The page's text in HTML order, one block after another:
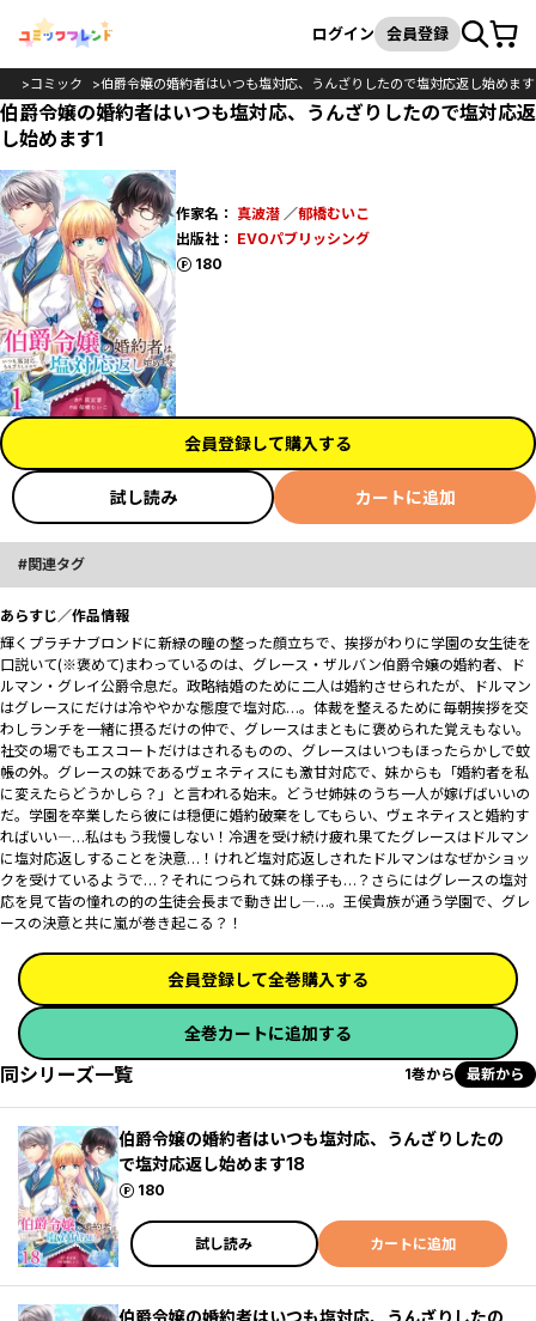
検索
ログイン 会員登録カート
コミック 伯爵令嬢の婚約者はいつも塩対応、うんざりしたので塩対応返し始めます
伯爵令嬢の婚約者はいつも塩対応、うんざりしたので塩対応返
し始めます1
作家名： 真波潜／郁橋むいこ
出版社： EVOパブリッシング
180
ポイント
会員登録して購入する
試し読み カートに追加
関連タグ
あらすじ／作品情報
輝くプラチナブロンドに新緑の瞳の整った顔立ちで、挨拶がわりに学園の女生徒を
口説いて(※褒めて)まわっているのは、グレース・ザルバン伯爵令嬢の婚約者、ド
ルマン・グレイ公爵令息だ。政略結婚のために二人は婚約させられたが、ドルマン
はグレースにだけは冷ややかな態度で塩対応…。体裁を整えるために毎朝挨拶を交
わしランチを一緒に摂るだけの仲で、グレースはまともに褒められた覚えもない。
社交の場でもエスコートだけはされるものの、グレースはいつもほったらかしで蚊
帳の外。グレースの妹であるヴェネティスにも激甘対応で、妹からも「婚約者を私
に変えたらどうかしら？」と言われる始末。どうせ姉妹のうち一人が嫁げばいいの
だ。学園を卒業したら彼には穏便に婚約破棄をしてもらい、ヴェネティスと婚約す
ればいい―…私はもう我慢しない！冷遇を受け続け疲れ果てたグレースはドルマン
に塩対応返しすることを決意…！けれど塩対応返しされたドルマンはなぜかショッ
クを受けているようで…？それにつられて妹の様子も…？さらにはグレースの塩対
応を見て皆の憧れの的の生徒会長まで動き出し―…。王侯貴族が通う学園で、グレ
ースの決意と共に嵐が巻き起こる？！
会員登録して全巻購入する
全巻カートに追加する
同シリーズ一覧 1巻から 最新から
伯爵令嬢の婚約者はいつも塩対応、うんざりしたの
で塩対応返し始めます18
180
ポイント
試し読み カートに追加